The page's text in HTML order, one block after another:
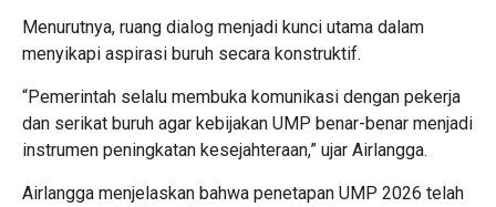
Menurutnya, ruang dialog menjadi kunci utama dalam
menyikapi aspirasi buruh secara konstruktif.
“Pemerintah selalu membuka komunikasi dengan pekerja
dan serikat buruh agar kebijakan UMP benar-benar menjadi
instrumen peningkatan kesejahteraan,” ujar Airlangga.
Airlangga menjelaskan bahwa penetapan UMP 2026 telah